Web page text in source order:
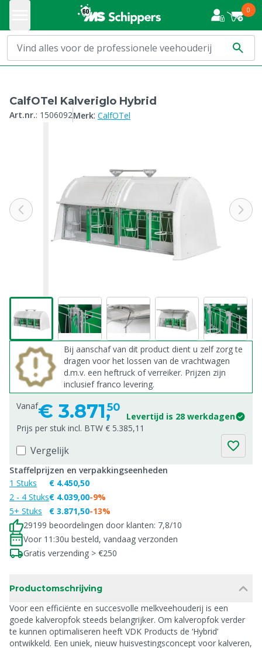
0
CalfOTel Kalveriglo Hybrid
Art.nr.: 1506092Merk: CalfOTel
Bij aanschaf van dit product dient u zelf zorg te
dragen voor het lossen van de vrachtwagen
d.m.v. een heftruck of verreiker. Prijzen zijn
inclusief franco levering.
Vanaf€ 3.871,50
Levertijd is 28 werkdagen
Prijs per stuk incl. BTW € 5.385,11
Vergelijk
Staffelprijzen en verpakkingseenheden
1 Stuks
2 - 4 Stuks
5+ Stuks
€ 4.450,50
€ 4.039,00
€ 3.871,50
-9%
-13%
29199 beoordelingen door klanten: 7,8/10
Voor 11:30u besteld, vandaag verzonden
Gratis verzending > €250
Productomschrijving
Voor een efficiënte en succesvolle melkveehouderij is een
goede kalveropfok steeds belangrijker. Om kalveropfok verder
te kunnen optimaliseren heeft VDK Products de ‘Hybrid’
ontwikkeld. Een uniek, nieuw huisvestingsconcept voor kalveren,